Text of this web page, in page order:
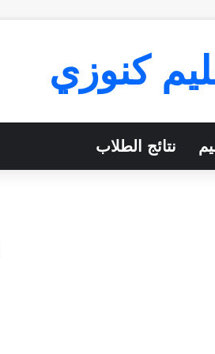
كنوزي
نتائج الطلاب